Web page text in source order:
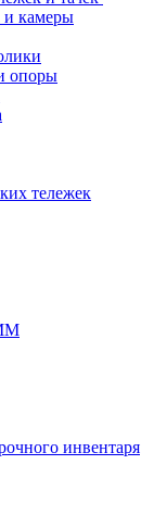
и камеры
опоры
тележек
инвентаря